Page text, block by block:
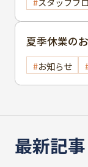
最新記事
夏季休業の
お知らせ